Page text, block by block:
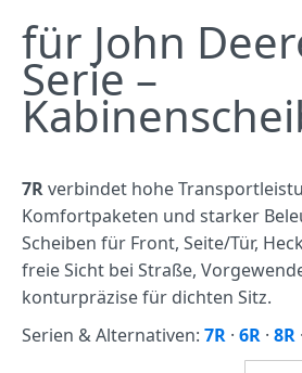
für John
Serie –
7Rverbindet hohe
Komfortpaketen und starker
Scheiben für Front, Seite/Tür,
freie Sicht bei Straße,
konturpräzise für dichten Sitz.
Serien & Alternativen: 7R · 6R · 8R ·